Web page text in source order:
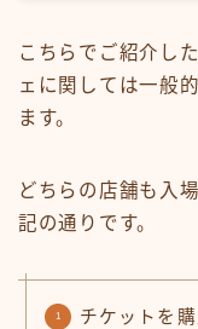
こちらでご紹介し
ェに関しては一般
ます。
どちらの店舗も入
記の通りです。
チケットを購